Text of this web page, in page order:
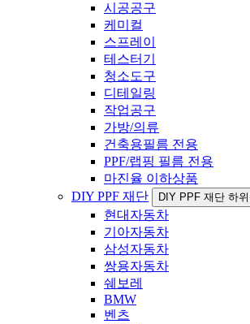
시공공구
케미컬
스프레이
테스터기
청소도구
디테일링
작업공구
가방/의류
건축용필름 전용
PPF/랩핑 필름 전용
마진율 이하상품
DIY PPF 재단
DIY PPF 재단 하
현대자동차
기아자동차
삼성자동차
쌍용자동차
쉐보레
BMW
벤츠